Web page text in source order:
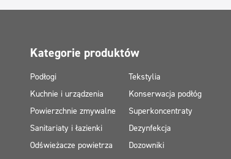
Kategorie produktów
Podłogi
Kuchnie i urządzenia
Powierzchnie zmywalne
Sanitariaty i łazienki
Odświeżacze powietrza
Tekstylia
Konserwacja podłóg
Superkoncentraty
Dezynfekcja
Dozowniki